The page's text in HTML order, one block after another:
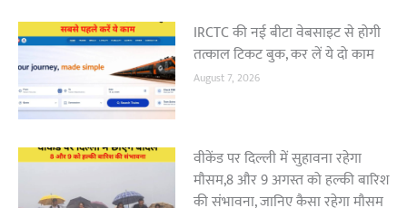
IRCTC की नई बीटा वेबसाइट से होगी
तत्काल टिकट बुक, कर लें ये दो काम
August 7, 2026
वीकेंड पर दिल्ली में सुहावना रहेगा
मौसम,8 और 9 अगस्त को हल्की बारिश
की संभावना, जानिए कैसा रहेगा मौसम